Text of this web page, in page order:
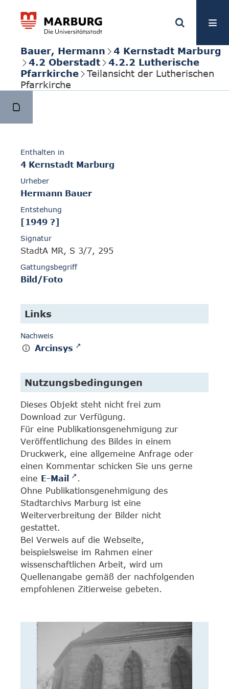
Bauer, Hermann
4 Kernstadt Marburg
4.2 Oberstadt
4.2.2 Lutherische
Pfarrkirche
Teilansicht der Lutherischen
Pfarrkirche
Enthalten in
4 Kernstadt Marburg
Urheber
Hermann Bauer
Entstehung
[1949 ?]
Signatur
StadtA MR, S 3/7, 295
Gattungsbegriff
Bild/Foto
Links
Nachweis
Arcinsys
Nutzungsbedingungen
Dieses Objekt steht nicht frei zum
Download zur Verfügung.
Für eine Publikationsgenehmigung zur
Veröffentlichung des Bildes in einem
Druckwerk, eine allgemeine Anfrage oder
einen Kommentar schicken Sie uns gerne
eine E-Mail
.
Ohne Publikationsgenehmigung des
Stadtarchivs Marburg ist eine
Weiterverbreitung der Bilder nicht
gestattet.
Bei Verweis auf die Webseite,
beispielsweise im Rahmen einer
wissenschaftlichen Arbeit, wird um
Quellenangabe gemäß der nachfolgenden
empfohlenen Zitierweise gebeten.